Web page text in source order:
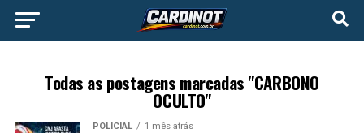
Todas as postagens marcadas "CARBONO
OCULTO"
POLICIAL 1 mês atrás